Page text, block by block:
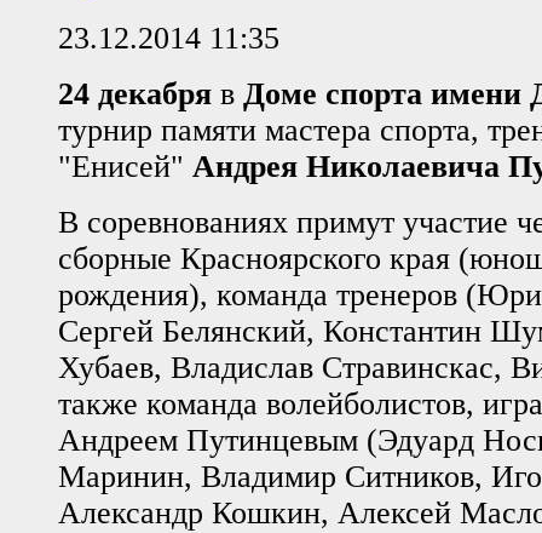
23.12.2014 11:35
24 декабря в Доме спорта имени
турнир памяти мастера спорта,
"Енисей" Андрея Николаевича
В соревнованиях примут участие
сборные Красноярского края
рождения), команда тренеров
Сергей Белянский, Константин
Хубаев, Владислав Стравинскас,
также команда волейболистов,
Андреем Путинцевым (Эдуард
Маринин, Владимир Ситников,
Александр Кошкин, Алексей